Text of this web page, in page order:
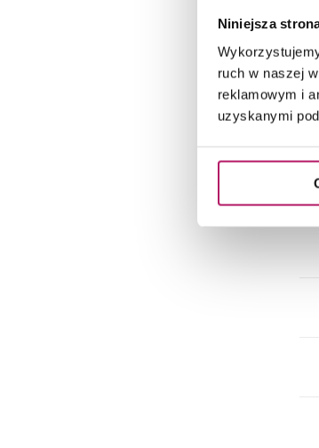
Niniejsza
ruch w naszej
reklamowym i
uzyskanymi